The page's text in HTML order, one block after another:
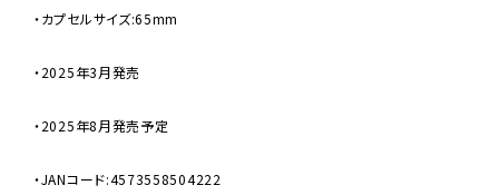
・カプセルサイズ:65mm
・2025年3月発売
・2025年8月発売予定
・JANコード:4573558504222